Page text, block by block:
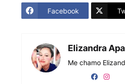
Facebook
Elizandra
Me chamo